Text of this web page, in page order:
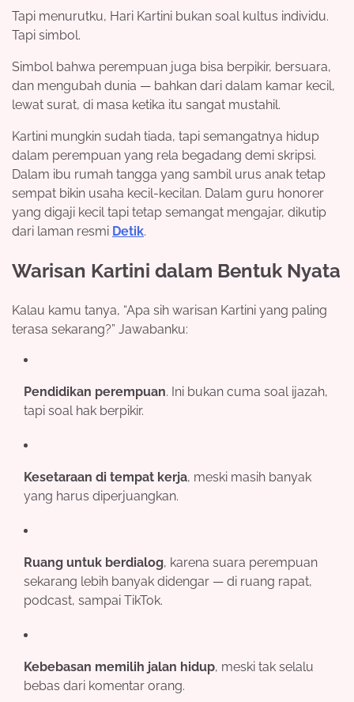
Tapi menurutku, Hari Kartini bukan soal kultus individu.
Tapi simbol.
Simbol bahwa perempuan juga bisa berpikir, bersuara,
dan mengubah dunia — bahkan dari dalam kamar kecil,
lewat surat, di masa ketika itu sangat mustahil.
Kartini mungkin sudah tiada, tapi semangatnya hidup
dalam perempuan yang rela begadang demi skripsi.
Dalam ibu rumah tangga yang sambil urus anak tetap
sempat bikin usaha kecil-kecilan. Dalam guru honorer
yang digaji kecil tapi tetap semangat mengajar, dikutip
dari laman resmi Detik.
Warisan Kartini dalam Bentuk Nyata
Kalau kamu tanya, “Apa sih warisan Kartini yang paling
terasa sekarang?” Jawabanku:
Pendidikan perempuan. Ini bukan cuma soal ijazah,
tapi soal hak berpikir.
Kesetaraan di tempat kerja, meski masih banyak
yang harus diperjuangkan.
Ruang untuk berdialog, karena suara perempuan
sekarang lebih banyak didengar — di ruang rapat,
podcast, sampai TikTok.
Kebebasan memilih jalan hidup, meski tak selalu
bebas dari komentar orang.